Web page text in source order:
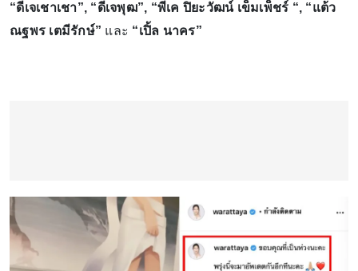
“ดีเจเชาเชา”, “ดีเจพุฒ”, “พีเค ปิยะวัฒน์ เข็มเพ็ชร์ “, “แต้ว
ณฐพร เตมีรักษ์” และ “เปิ้ล นาคร”